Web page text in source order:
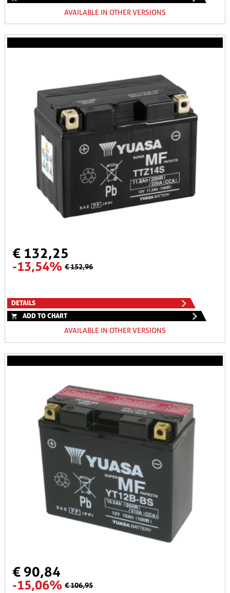
AVAILABLE IN OTHER VERSIONS
€ 132,25
-13,54% € 152,96
DETAILS
ADD TO CHART
AVAILABLE IN OTHER VERSIONS
€ 90,84
-15,06% € 106,95